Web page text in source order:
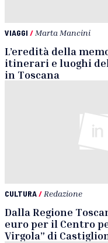
VIAGGI / Marta Mancini
L’eredità della
itinerari e luoghi
in Toscana
CULTURA/ Redazione
Dalla Regione
euro per il Centro
Virgola” di